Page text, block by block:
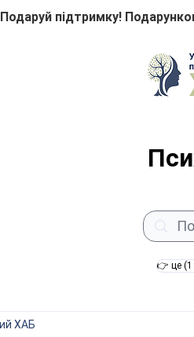
Подаруй підтримку!
👉 це (1
ХАБ